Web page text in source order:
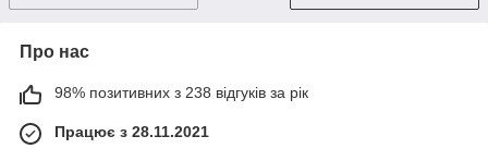
Про нас
98% позитивних з 238 відгуків за рік
Працює з 28.11.2021